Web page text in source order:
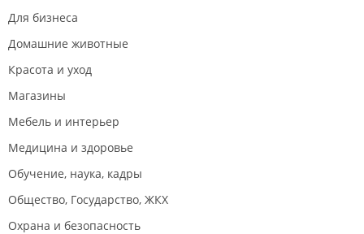
Для бизнеса
Домашние животные
Красота и уход
Магазины
Мебель и интерьер
Медицина и здоровье
Обучение, наука, кадры
Общество, Государство, ЖКХ
Охрана и безопасность